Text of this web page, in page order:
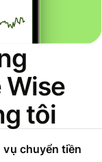
Wise
tôi
vụ chuyển tiền